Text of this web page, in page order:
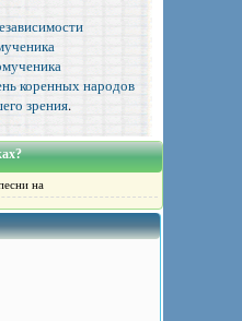
коренных народов
зрения.
на